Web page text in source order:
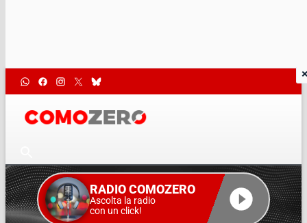
RADIO COMOZERO
Ascolta la radio
con un click!